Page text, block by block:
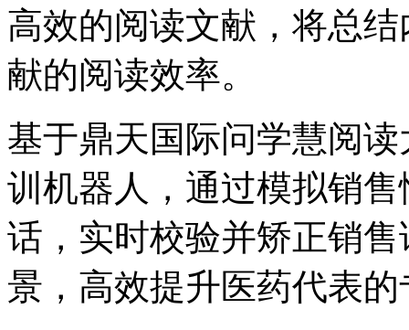
高效的阅读文献，将总
献的阅读效率。
基于鼎天国际问学慧阅读
训机器人，通过模拟
话，实时校验并矫正销
景，高效提升医药代表